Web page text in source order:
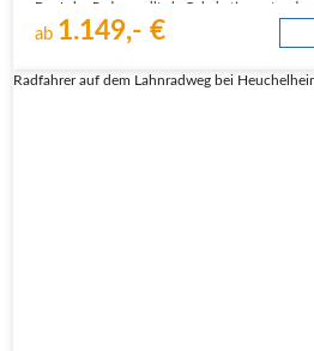
ab 1.149,- €
Radfahrer auf dem Lahnradweg bei